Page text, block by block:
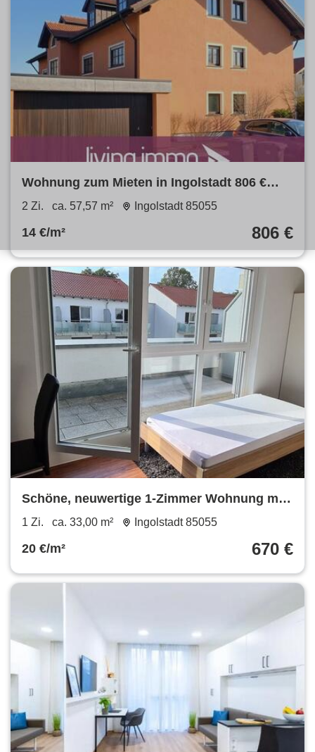
Wohnung zum Mieten in Ingolstadt 806 €
57.57 m²
2 Zi. ca. 57,57 m² Ingolstadt 85055
14 €/m² 806 €
Schöne, neuwertige 1-Zimmer Wohnung mit
SW Dachterrasse und EBK in Ingolstadt
1 Zi. ca. 33,00 m² Ingolstadt 85055
20 €/m² 670 €